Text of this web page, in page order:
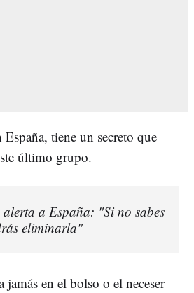
tiene un secreto que
último grupo.
a España: "Si no sabes
eliminarla"
jamás en el bolso o el neceser